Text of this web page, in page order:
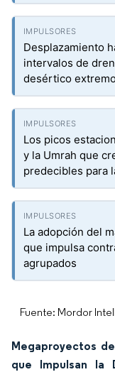
Desplazamiento
intervalos de
desértico
Los picos
y la Umrah que
predecibles para
La adopción del
que impulsa
agrupados
Fuente: Mordor
Megaproyectos
que Impulsan la